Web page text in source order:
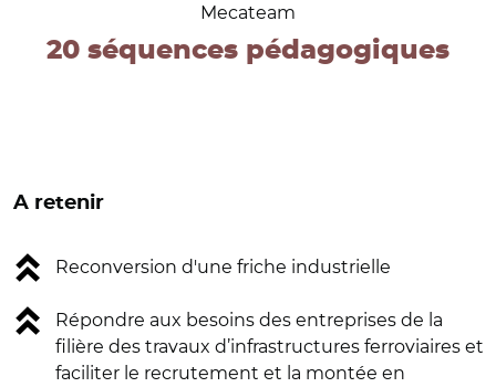
Mecateam
20 séquences pédagogiques
A retenir
Reconversion d'une friche industrielle
Répondre aux besoins des entreprises de la
filière des travaux d’infrastructures ferroviaires et
faciliter le recrutement et la montée en